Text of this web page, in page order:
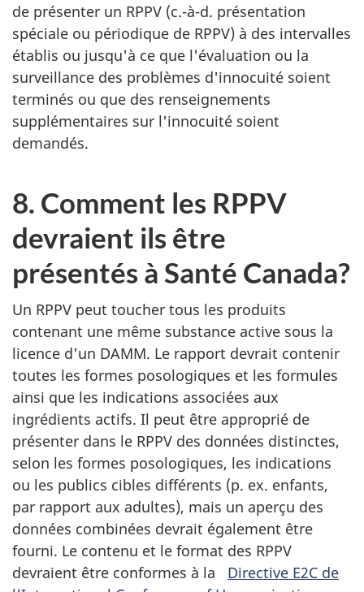
de présenter un RPPV (c.-à-d. présentation
spéciale ou périodique de RPPV) à des intervalles
établis ou jusqu'à ce que l'évaluation ou la
surveillance des problèmes d'innocuité soient
terminés ou que des renseignements
supplémentaires sur l'innocuité soient
demandés.
8. Comment les RPPV
devraient ils être
présentés à Santé Canada?
Un RPPV peut toucher tous les produits
contenant une même substance active sous la
licence d'un DAMM. Le rapport devrait contenir
toutes les formes posologiques et les formules
ainsi que les indications associées aux
ingrédients actifs. Il peut être approprié de
présenter dans le RPPV des données distinctes,
selon les formes posologiques, les indications
ou les publics cibles différents (p. ex. enfants,
par rapport aux adultes), mais un aperçu des
données combinées devrait également être
fourni. Le contenu et le format des RPPV
devraient être conformes à la Directive E2C de